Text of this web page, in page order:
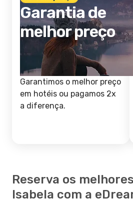
Garantia de
melhor preço
Garantimos o melhor preço
em hotéis ou pagamos 2x
a diferença.
Reserva os
Isabela com a